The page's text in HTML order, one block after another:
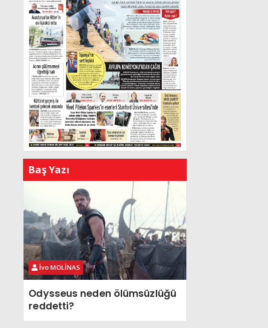
Baş Yazı
İvo MOLİNAS
Odysseus neden ölümsüzlüğü
reddetti?